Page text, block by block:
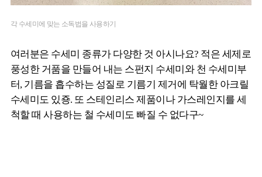
각 수세미에 맞는 소독법을 사용하기
여러분은 수세미 종류가 다양한 것 아시나요? 적은 세제로
풍성한 거품을 만들어 내는 스펀지 수세미와 천 수세미부
터, 기름을 흡수하는 성질로 기름기 제거에 탁월한 아크릴
수세미도 있죵. 또 스테인리스 제품이나 가스레인지를 세
척할 때 사용하는 철 수세미도 빠질 수 없다구~